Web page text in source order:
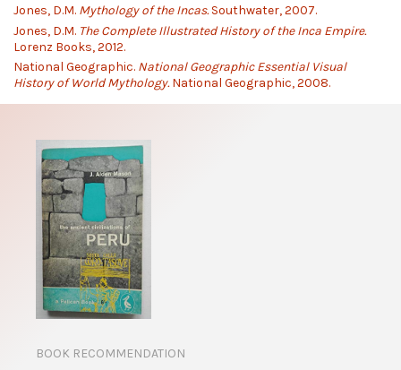
Jones, D.M. Mythology of the Incas.Southwater, 2007.
Jones, D.M. The Complete Illustrated History of the Inca Empire.
Lorenz Books, 2012.
National Geographic. National Geographic Essential Visual
History of World Mythology.National Geographic, 2008.
BOOK RECOMMENDATION